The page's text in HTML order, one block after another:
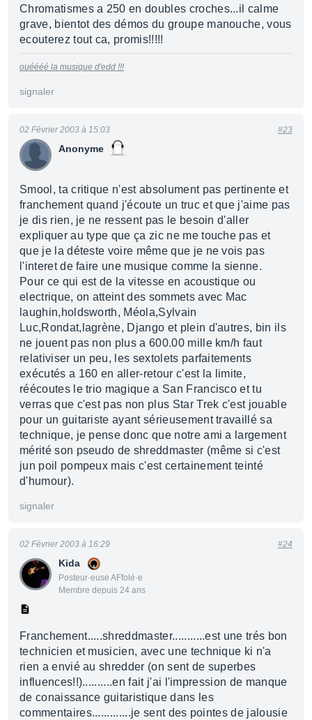
Chromatismes a 250 en doubles croches...il calme
grave, bientot des démos du groupe manouche, vous
ecouterez tout ca, promis!!!!!
ouéééé la musique d'edd !!!
signaler
Anonyme
02 Février 2003 à 15:03 #23
Smool, ta critique n'est absolument pas pertinente et
franchement quand j'écoute un truc et que j'aime pas
je dis rien, je ne ressent pas le besoin d'aller
expliquer au type que ça zic ne me touche pas et
que je la déteste voire même que je ne vois pas
l'interet de faire une musique comme la sienne.
Pour ce qui est de la vitesse en acoustique ou
electrique, on atteint des sommets avec Mac
laughin,holdsworth, Méola,Sylvain
Luc,Rondat,lagrène, Django et plein d'autres, bin ils
ne jouent pas non plus a 600.00 mille km/h faut
relativiser un peu, les sextolets parfaitements
exécutés a 160 en aller-retour c'est la limite,
réécoutes le trio magique a San Francisco et tu
verras que c'est pas non plus Star Trek c'est jouable
pour un guitariste ayant sérieusement travaillé sa
technique, je pense donc que notre ami a largement
mérité son pseudo de shreddmaster (même si c'est
jun poil pompeux mais c'est certainement teinté
d'humour).
signaler
Kida
Posteur·euse AFfolé·e
Membre depuis 24 ans
02 Février 2003 à 16:29 #24
Franchement.....shreddmaster...........est une trés bon
technicien et musicien, avec une technique ki n'a
rien a envié au shredder (on sent de superbes
influences!!)..........en fait j'ai l'impression de manque
de conaissance guitaristique dans les
commentaires.............je sent des pointes de jalousie